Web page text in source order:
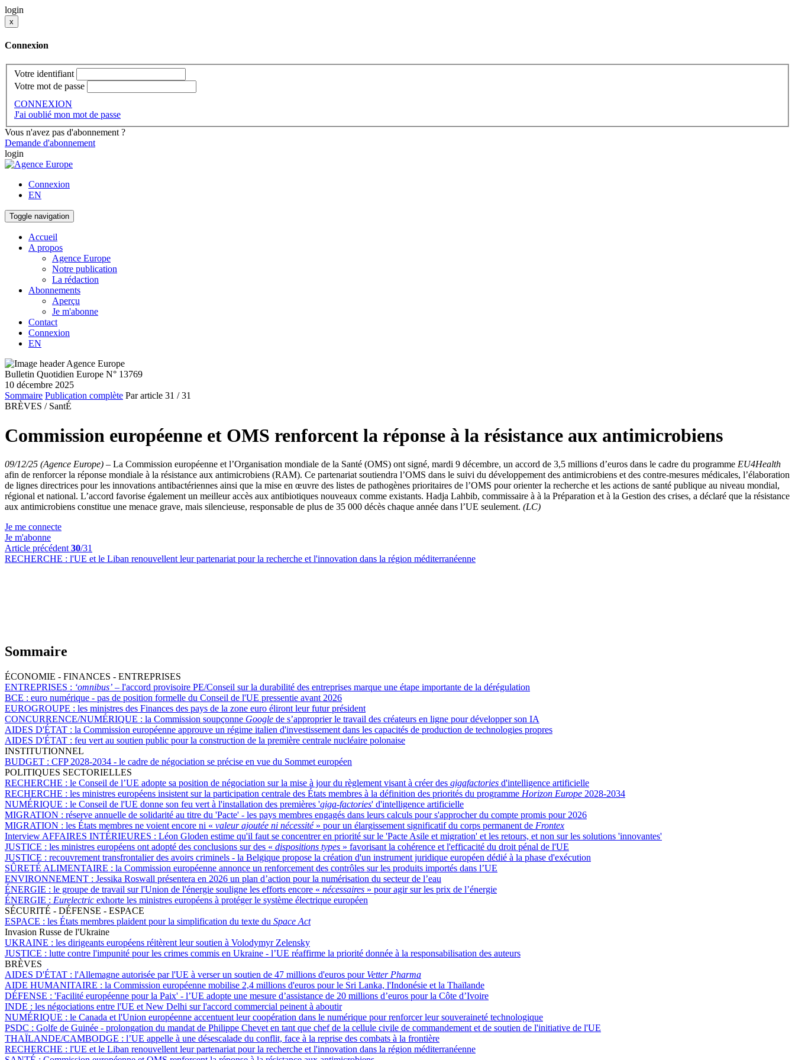
login
x
Connexion
Votre identifiant
Votre mot de passe
CONNEXION
J'ai oublié mon mot de passe
Vous n'avez pas d'abonnement ?
Demande d'abonnement
login
Connexion
EN
Toggle navigation
Accueil
A propos
Agence Europe
Notre publication
La rédaction
Abonnements
Aperçu
Je m'abonne
Contact
Connexion
EN
Bulletin Quotidien Europe N° 13769
10 décembre 2025
Sommaire Publication complète Par article 31 / 31
BRÈVES / SantÉ
Commission européenne et OMS renforcent la réponse à la résistance aux antimicrobiens
09/12/25 (Agence Europe) – La Commission européenne et l’Organisation mondiale de la Santé (OMS) ont signé, mardi 9 décembre, un accord de 3,5 millions d’euros dans le cadre du programme EU4Health
afin de renforcer la réponse mondiale à la résistance aux antimicrobiens (RAM). Ce partenariat soutiendra l’OMS dans le suivi du développement des antimicrobiens et des contre-mesures médicales, l’élaboration
de lignes directrices pour les innovations antibactériennes ainsi que la mise en œuvre des listes de pathogènes prioritaires de l’OMS pour orienter la recherche et les actions de santé publique au niveau mondial,
régional et national. L’accord favorise également un meilleur accès aux antibiotiques nouveaux comme existants. Hadja Lahbib, commissaire à à la Préparation et à la Gestion des crises, a déclaré que la résistance
aux antimicrobiens constitue une menace grave, mais silencieuse, responsable de plus de 35 000 décès chaque année dans l’UE seulement. (LC)
Je me connecte
Je m'abonne
Article précédent 30/31
RECHERCHE : l'UE et le Liban renouvellent leur partenariat pour la recherche et l'innovation dans la région méditerranéenne
Sommaire
ÉCONOMIE - FINANCES - ENTREPRISES
ENTREPRISES : ‘omnibus’ – l'accord provisoire PE/Conseil sur la durabilité des entreprises marque une étape importante de la dérégulation
BCE : euro numérique - pas de position formelle du Conseil de l'UE pressentie avant 2026
EUROGROUPE : les ministres des Finances des pays de la zone euro éliront leur futur président
CONCURRENCE/NUMÉRIQUE : la Commission soupçonne Google de s’approprier le travail des créateurs en ligne pour développer son IA
AIDES D'ÉTAT : la Commission européenne approuve un régime italien d'investissement dans les capacités de production de technologies propres
AIDES D'ÉTAT : feu vert au soutien public pour la construction de la première centrale nucléaire polonaise
INSTITUTIONNEL
BUDGET : CFP 2028-2034 - le cadre de négociation se précise en vue du Sommet européen
POLITIQUES SECTORIELLES
RECHERCHE : le Conseil de l’UE adopte sa position de négociation sur la mise à jour du règlement visant à créer des gigafactories d'intelligence artificielle
RECHERCHE : les ministres européens insistent sur la participation centrale des États membres à la définition des priorités du programme Horizon Europe 2028-2034
NUMÉRIQUE : le Conseil de l'UE donne son feu vert à l'installation des premières 'giga-factories' d'intelligence artificielle
MIGRATION : réserve annuelle de solidarité au titre du 'Pacte' - les pays membres engagés dans leurs calculs pour s'approcher du compte promis pour 2026
MIGRATION : les États membres ne voient encore ni « valeur ajoutée ni nécessité » pour un élargissement significatif du corps permanent de Frontex
Interview AFFAIRES INTÉRIEURES : Léon Gloden estime qu'il faut se concentrer en priorité sur le 'Pacte Asile et migration' et les retours, et non sur les solutions 'innovantes'
JUSTICE : les ministres européens ont adopté des conclusions sur des « dispositions types » favorisant la cohérence et l'efficacité du droit pénal de l'UE
JUSTICE : recouvrement transfrontalier des avoirs criminels - la Belgique propose la création d'un instrument juridique européen dédié à la phase d'exécution
SÛRETÉ ALIMENTAIRE : la Commission européenne annonce un renforcement des contrôles sur les produits importés dans l’UE
ENVIRONNEMENT : Jessika Roswall présentera en 2026 un plan d’action pour la numérisation du secteur de l’eau
ÉNERGIE : le groupe de travail sur l'Union de l'énergie souligne les efforts encore « nécessaires » pour agir sur les prix de l’énergie
ÉNERGIE : Eurelectric exhorte les ministres européens à protéger le système électrique européen
SÉCURITÉ - DÉFENSE - ESPACE
ESPACE : les États membres plaident pour la simplification du texte du Space Act
Invasion Russe de l'Ukraine
UKRAINE : les dirigeants européens réitèrent leur soutien à Volodymyr Zelensky
JUSTICE : lutte contre l'impunité pour les crimes commis en Ukraine - l’UE réaffirme la priorité donnée à la responsabilisation des auteurs
BRÈVES
AIDES D'ÉTAT : l'Allemagne autorisée par l'UE à verser un soutien de 47 millions d'euros pour Vetter Pharma
AIDE HUMANITAIRE : la Commission européenne mobilise 2,4 millions d'euros pour le Sri Lanka, l'Indonésie et la Thaïlande
DÉFENSE : 'Facilité européenne pour la Paix' - l’UE adopte une mesure d’assistance de 20 millions d’euros pour la Côte d’Ivoire
INDE : les négociations entre l'UE et New Delhi sur l'accord commercial peinent à aboutir
NUMÉRIQUE : le Canada et l'Union européenne accentuent leur coopération dans le numérique pour renforcer leur souveraineté technologique
PSDC : Golfe de Guinée - prolongation du mandat de Philippe Chevet en tant que chef de la cellule civile de commandement et de soutien de l'initiative de l'UE
THAÏLANDE/CAMBODGE : l’UE appelle à une désescalade du conflit, face à la reprise des combats à la frontière
RECHERCHE : l'UE et le Liban renouvellent leur partenariat pour la recherche et l'innovation dans la région méditerranéenne